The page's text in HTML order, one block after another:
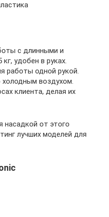
с длинными и
удобен в руках.
работы одной рукой.
воздухом.
клиента, делая их
от этого
лучших моделей для